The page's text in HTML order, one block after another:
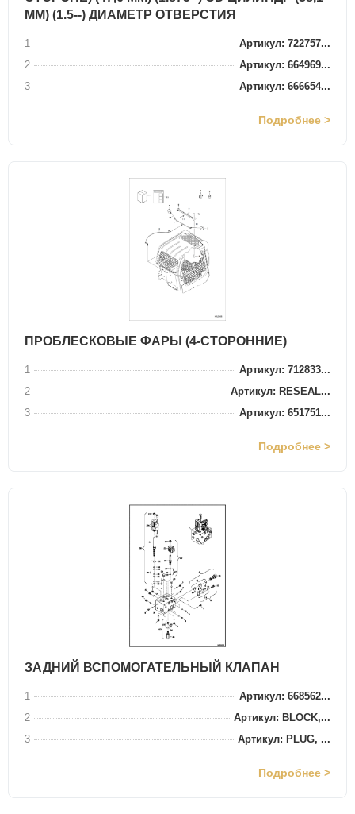
ММ) (1.5--) ДИАМЕТР ОТВЕРСТИЯ
1
Артикул: 722757...
2
Артикул: 664969...
3
Артикул: 666654...
Подробнее >
ПРОБЛЕСКОВЫЕ ФАРЫ (4-СТОРОННИЕ)
1
Артикул: 712833...
2
Артикул: RESEAL...
3
Артикул: 651751...
Подробнее >
ЗАДНИЙ ВСПОМОГАТЕЛЬНЫЙ КЛАПАН
1
Артикул: 668562...
2
Артикул: BLOCK,...
3
Артикул: PLUG, ...
Подробнее >